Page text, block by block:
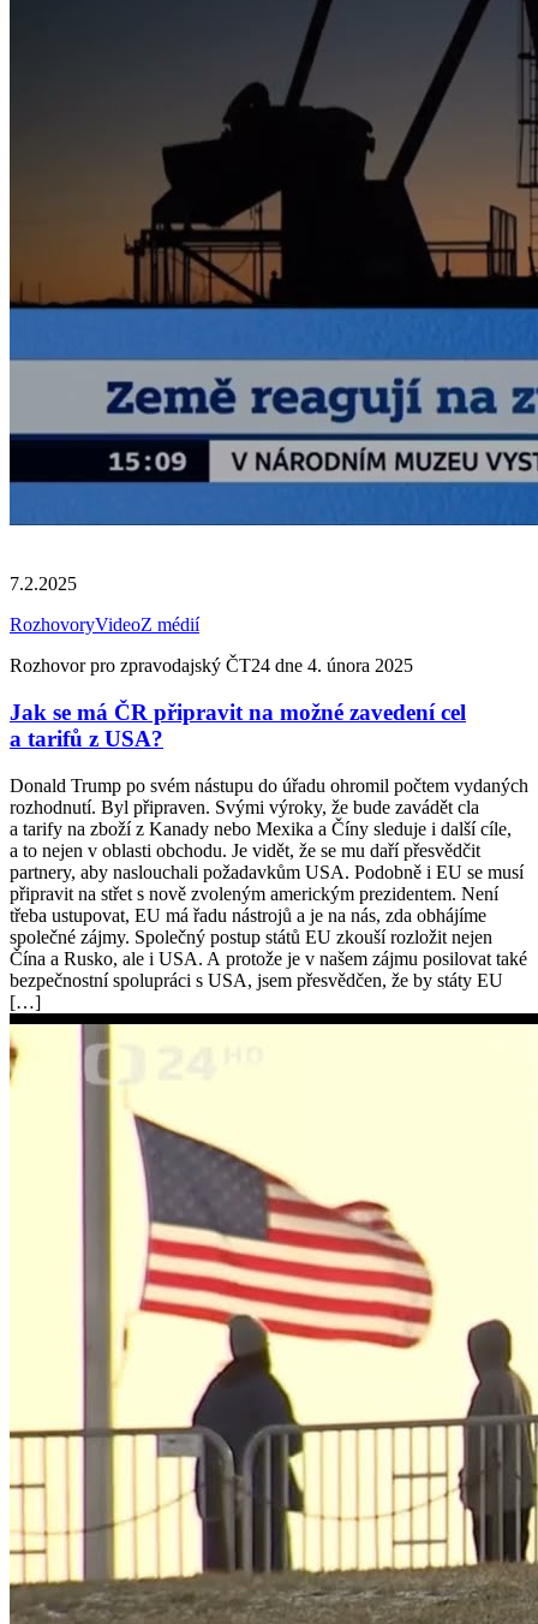
7.2.2025
RozhovoryVideoZ médií
Rozhovor pro zpravodajský ČT24 dne 4. února 2025
Jak se má ČR připravit na možné zavedení cel
a tarifů z USA?
Donald Trump po svém nástupu do úřadu ohromil počtem vydaných
rozhodnutí. Byl připraven. Svými výroky, že bude zavádět cla
a tarify na zboží z Kanady nebo Mexika a Číny sleduje i další cíle,
a to nejen v oblasti obchodu. Je vidět, že se mu daří přesvědčit
partnery, aby naslouchali požadavkům USA. Podobně i EU se musí
připravit na střet s nově zvoleným americkým prezidentem. Není
třeba ustupovat, EU má řadu nástrojů a je na nás, zda obhájíme
společné zájmy. Společný postup států EU zkouší rozložit nejen
Čína a Rusko, ale i USA. A protože je v našem zájmu posilovat také
bezpečnostní spolupráci s USA, jsem přesvědčen, že by státy EU
[…]